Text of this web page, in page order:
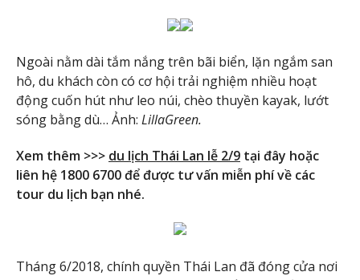
Ngoài nằm dài tắm nắng trên bãi biển, lặn ngắm san
hô, du khách còn có cơ hội trải nghiệm nhiều hoạt
động cuốn hút như leo núi, chèo thuyền kayak, lướt
sóng bằng dù… Ảnh: LillaGreen.
Xem thêm >>> du lịch Thái Lan lễ 2/9 tại đây hoặc
liên hệ 1800 6700 để được tư vấn miễn phí về các
tour du lịch bạn nhé.
Tháng 6/2018, chính quyền Thái Lan đã đóng cửa nơi